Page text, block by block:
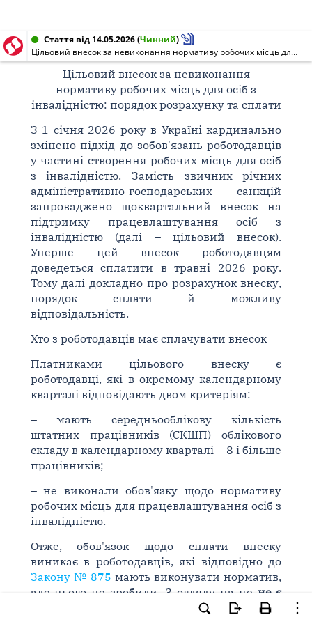
Стаття від 14.05.2026(Чинний)
Цільовий внесок за невиконання нормативу робочих місць для осіб з інвалідністю: порядок розрахунку та сплати
Цільовий внесок за невиконання
нормативу робочих місць для осіб з
інвалідністю: порядок розрахунку та сплати
З 1 січня 2026 року в Україні кардинально
змінено підхід до зобов'язань роботодавців
у частині створення робочих місць для осіб
з інвалідністю. Замість звичних річних
адміністративно-господарських санкцій
запроваджено щоквартальний внесок на
підтримку працевлаштування осіб з
інвалідністю (далі – цільовий внесок).
Уперше цей внесок роботодавцям
доведеться сплатити в травні 2026 року.
Тому далі докладно про розрахунок внеску,
порядок сплати й можливу
відповідальність.
Хто з роботодавців має сплачувати внесок
Платниками цільового внеску є
роботодавці, які в окремому календарному
кварталі відповідають двом критеріям:
– мають середньооблікову кількість
штатних працівників (СКШП) облікового
складу в календарному кварталі – 8 і більше
працівників;
– не виконали обов'язку щодо нормативу
робочих місць для працевлаштування осіб з
інвалідністю.
Отже, обов'язок щодо сплати внеску
виникає в роботодавців, які відповідно до
Закону № 875 мають виконувати норматив,
але цього не зробили. З огляду на це не є
платниками внеску роботодавці